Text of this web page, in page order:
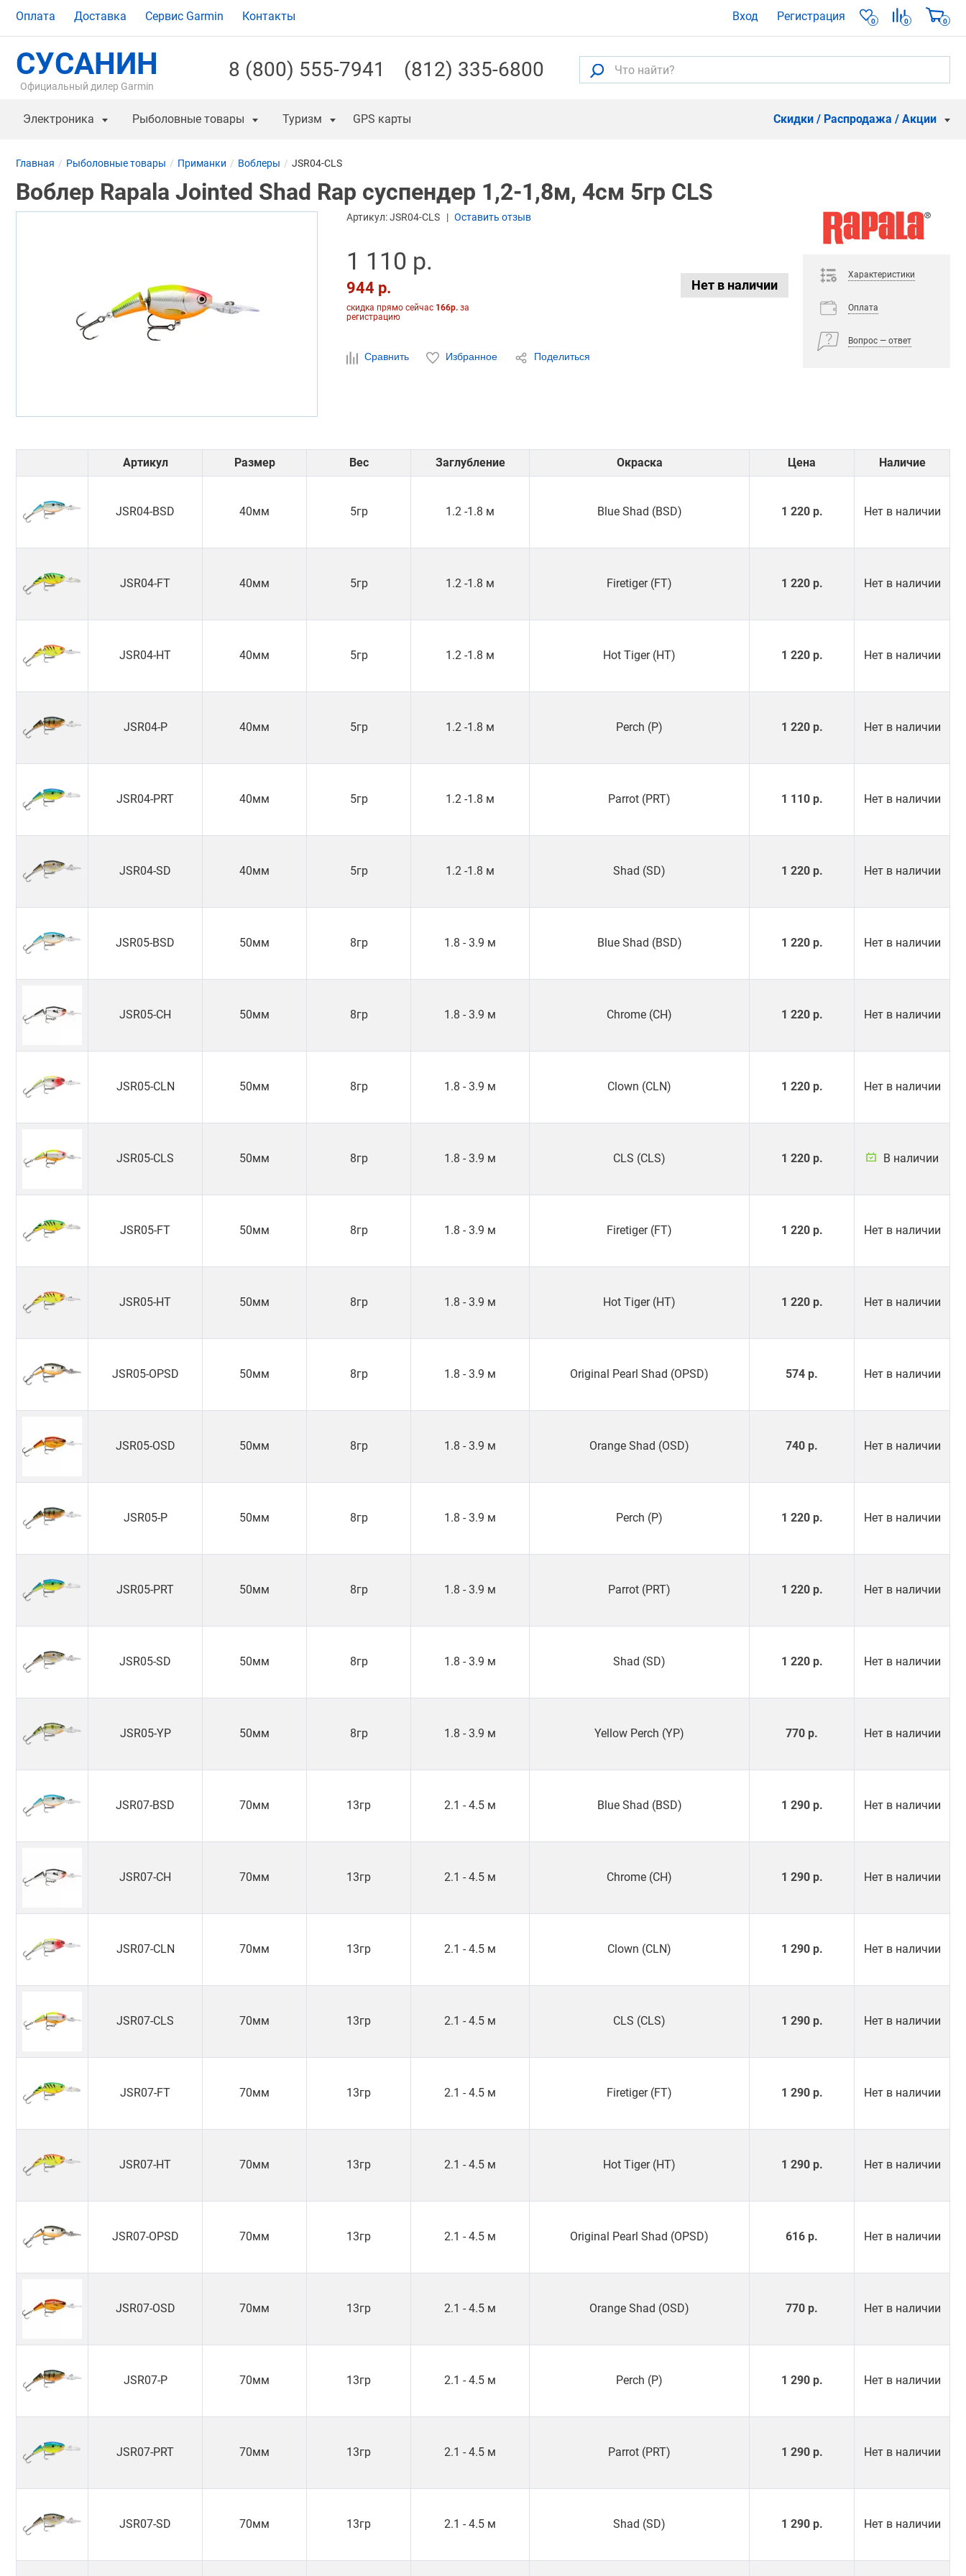
Оплата Доставка Сервис Garmin Контакты Вход Регистрация 0 0 0
СУСАНИН
Официальный дилер Garmin
8 (800) 555-7941 (812) 335-6800
Электроника Рыболовные товары Туризм GPS карты Скидки / Распродажа / Акции
Главная Рыболовные товары Приманки Воблеры JSR04-CLS
Воблер Rapala Jointed Shad Rap суспендер 1,2-1,8м, 4см 5гр CLS
Артикул:JSR04-CLS Оставить отзыв
1 110 р.
944 р.
скидка прямо сейчас 166р. за
регистрацию
Нет в наличии
Сравнить Избранное Поделиться
Характеристики
Оплата
Вопрос — ответ
Артикул Размер Вес Заглубление Окраска Цена Наличие
JSR04-BSD 40мм 5гр 1.2 -1.8 м Blue Shad (BSD) 1 220 р. Нет в наличии
JSR04-FT 40мм 5гр 1.2 -1.8 м Firetiger (FT) 1 220 р. Нет в наличии
JSR04-HT 40мм 5гр 1.2 -1.8 м Hot Tiger (HT) 1 220 р. Нет в наличии
JSR04-P 40мм 5гр 1.2 -1.8 м Perch (P) 1 220 р. Нет в наличии
JSR04-PRT 40мм 5гр 1.2 -1.8 м Parrot (PRT) 1 110 р. Нет в наличии
JSR04-SD 40мм 5гр 1.2 -1.8 м Shad (SD) 1 220 р. Нет в наличии
JSR05-BSD 50мм 8гр 1.8 - 3.9 м Blue Shad (BSD) 1 220 р. Нет в наличии
JSR05-CH 50мм 8гр 1.8 - 3.9 м Chrome (CH) 1 220 р. Нет в наличии
JSR05-CLN 50мм 8гр 1.8 - 3.9 м Clown (CLN) 1 220 р. Нет в наличии
JSR05-CLS 50мм 8гр 1.8 - 3.9 м CLS (CLS) 1 220 р. В наличии
JSR05-FT 50мм 8гр 1.8 - 3.9 м Firetiger (FT) 1 220 р. Нет в наличии
JSR05-HT 50мм 8гр 1.8 - 3.9 м Hot Tiger (HT) 1 220 р. Нет в наличии
JSR05-OPSD 50мм 8гр 1.8 - 3.9 м Original Pearl Shad (OPSD) 574 р. Нет в наличии
JSR05-OSD 50мм 8гр 1.8 - 3.9 м Orange Shad (OSD) 740 р. Нет в наличии
JSR05-P 50мм 8гр 1.8 - 3.9 м Perch (P) 1 220 р. Нет в наличии
JSR05-PRT 50мм 8гр 1.8 - 3.9 м Parrot (PRT) 1 220 р. Нет в наличии
JSR05-SD 50мм 8гр 1.8 - 3.9 м Shad (SD) 1 220 р. Нет в наличии
JSR05-YP 50мм 8гр 1.8 - 3.9 м Yellow Perch (YP) 770 р. Нет в наличии
JSR07-BSD 70мм 13гр 2.1 - 4.5 м Blue Shad (BSD) 1 290 р. Нет в наличии
JSR07-CH 70мм 13гр 2.1 - 4.5 м Chrome (CH) 1 290 р. Нет в наличии
JSR07-CLN 70мм 13гр 2.1 - 4.5 м Clown (CLN) 1 290 р. Нет в наличии
JSR07-CLS 70мм 13гр 2.1 - 4.5 м CLS (CLS) 1 290 р. Нет в наличии
JSR07-FT 70мм 13гр 2.1 - 4.5 м Firetiger (FT) 1 290 р. Нет в наличии
JSR07-HT 70мм 13гр 2.1 - 4.5 м Hot Tiger (HT) 1 290 р. Нет в наличии
JSR07-OPSD 70мм 13гр 2.1 - 4.5 м Original Pearl Shad (OPSD) 616 р. Нет в наличии
JSR07-OSD 70мм 13гр 2.1 - 4.5 м Orange Shad (OSD) 770 р. Нет в наличии
JSR07-P 70мм 13гр 2.1 - 4.5 м Perch (P) 1 290 р. Нет в наличии
JSR07-PRT 70мм 13гр 2.1 - 4.5 м Parrot (PRT) 1 290 р. Нет в наличии
JSR07-SD 70мм 13гр 2.1 - 4.5 м Shad (SD) 1 290 р. Нет в наличии